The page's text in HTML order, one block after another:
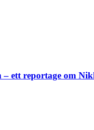
ett reportage om